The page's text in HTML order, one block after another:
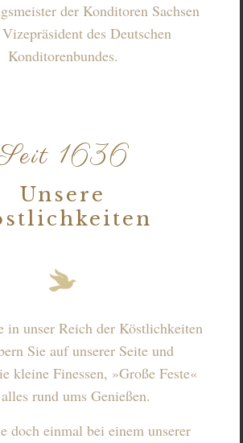
der Konditoren Sachsen
des Deutschen
Konditorenbundes.
1636
Unsere
in unser Reich der Köstlichkeiten
Sie auf unserer Seite und
kleine Finessen, »Große Feste«
rund ums Genießen.
doch einmal bei einem unserer